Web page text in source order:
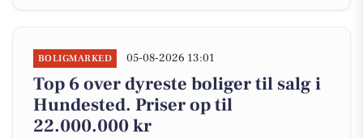
BOLIGMARKED 05-08-2026 13:01
Top 6 over dyreste boliger til salg i
Hundested. Priser op til
22.000.000 kr